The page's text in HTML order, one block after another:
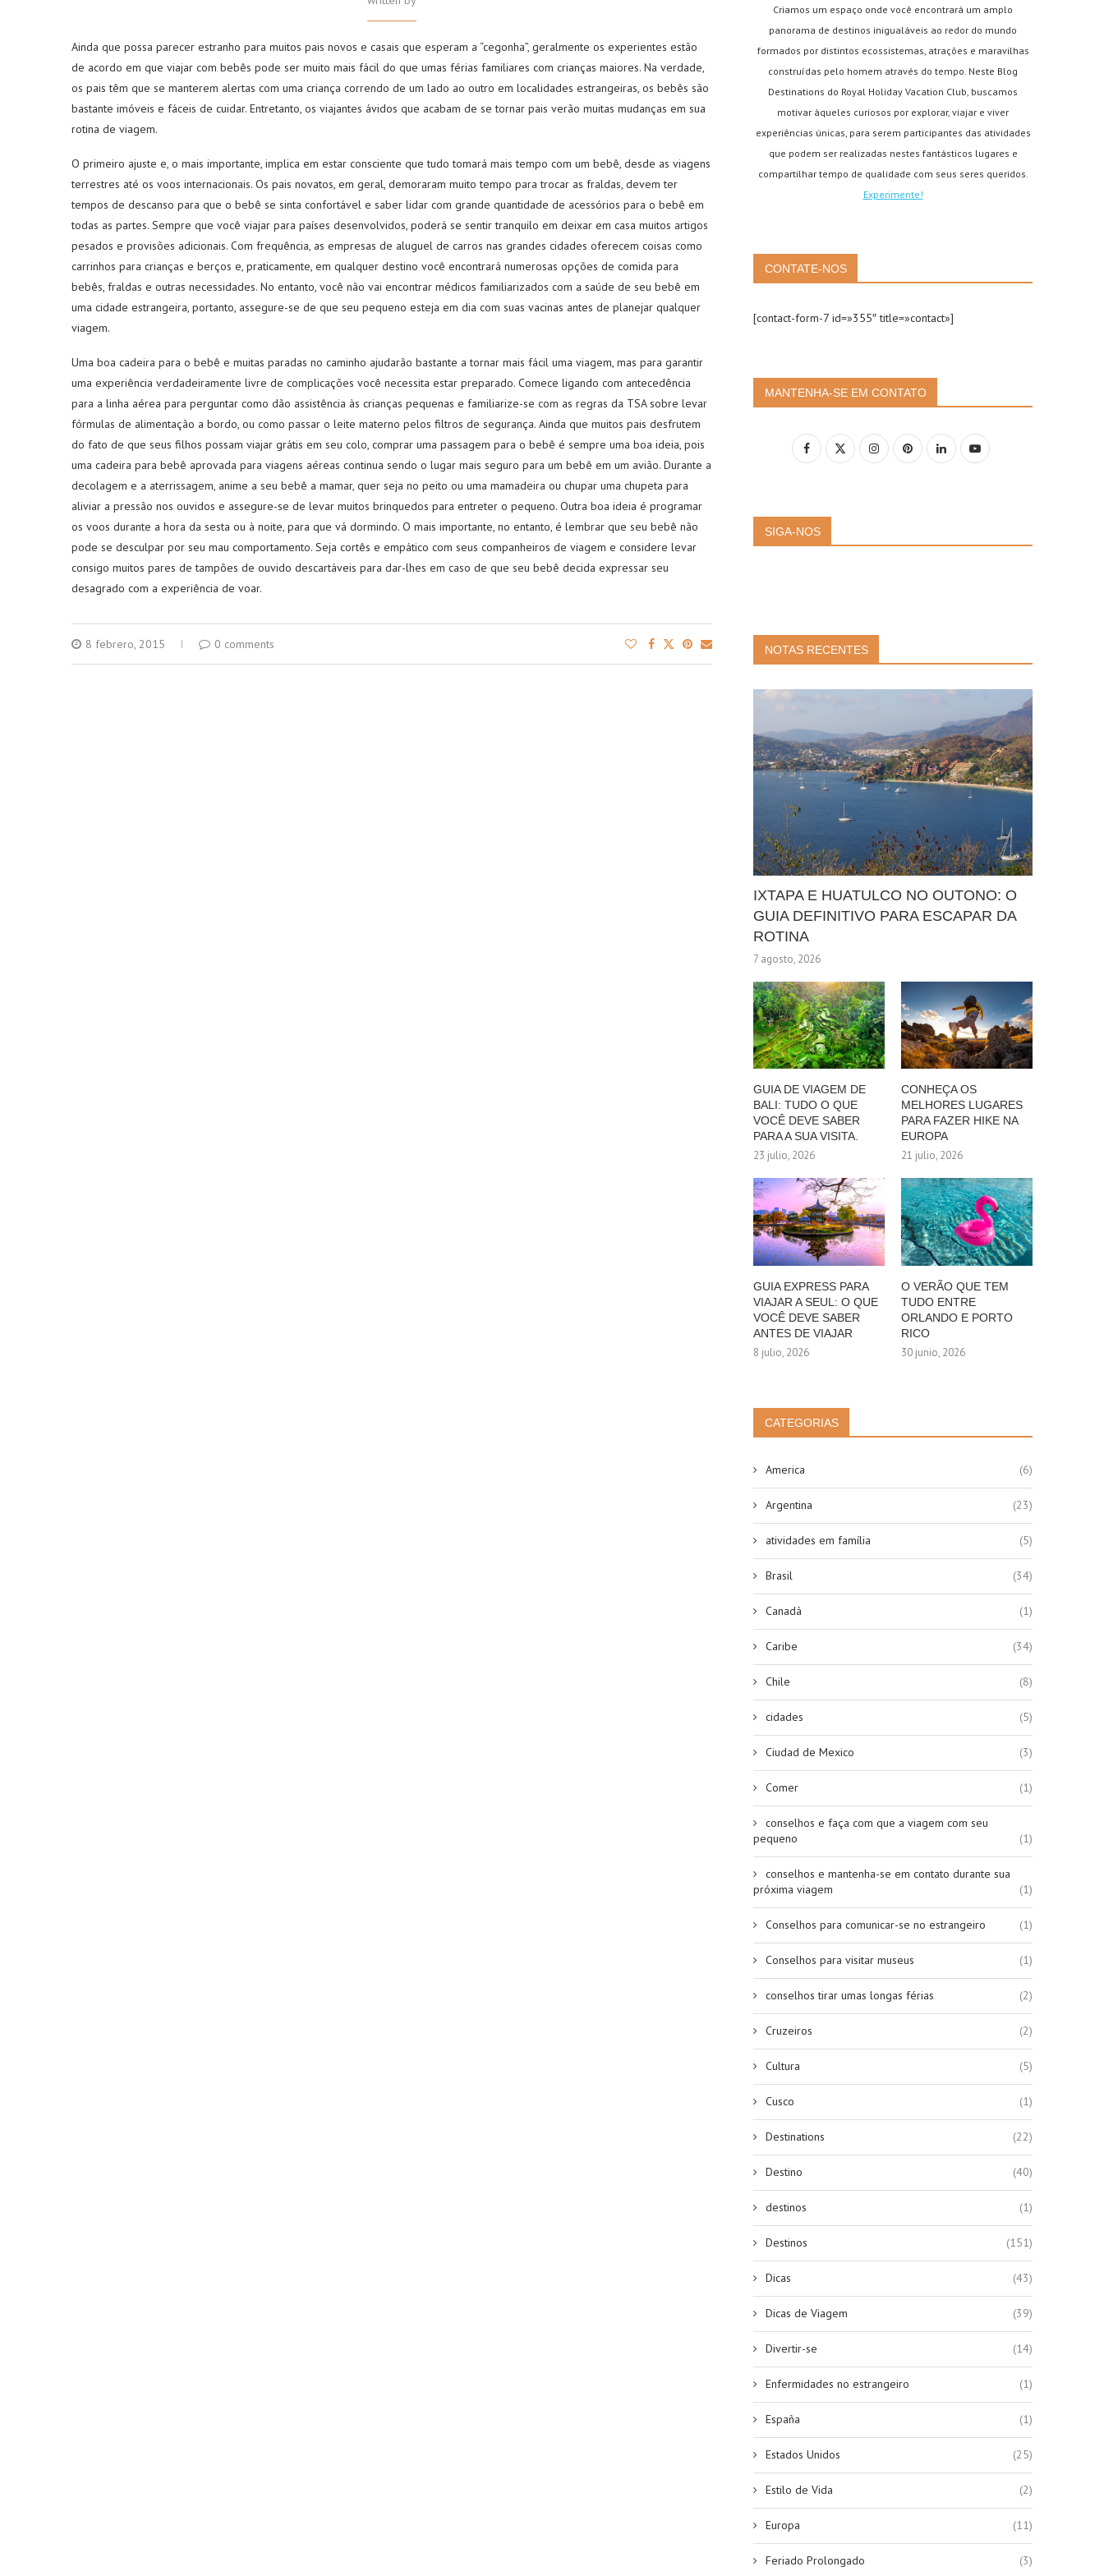
Ainda que possa parecer estranho para muitos pais novos e casais que esperam a “cegonha”, geralmente os experientes estão
de acordo em que viajar com bebês pode ser muito mais fácil do que umas férias familiares com crianças maiores. Na verdade,
os pais têm que se manterem alertas com uma criança correndo de um lado ao outro em localidades estrangeiras, os bebês são
bastante imóveis e fáceis de cuidar. Entretanto, os viajantes ávidos que acabam de se tornar pais verão muitas mudanças em sua
rotina de viagem.
O primeiro ajuste e, o mais importante, implica em estar consciente que tudo tomará mais tempo com um bebê, desde as viagens
terrestres até os voos internacionais. Os pais novatos, em geral, demoraram muito tempo para trocar as fraldas, devem ter
tempos de descanso para que o bebê se sinta confortável e saber lidar com grande quantidade de acessórios para o bebê em
todas as partes. Sempre que você viajar para países desenvolvidos, poderá se sentir tranquilo em deixar em casa muitos artigos
pesados e provisões adicionais. Com frequência, as empresas de aluguel de carros nas grandes cidades oferecem coisas como
carrinhos para crianças e berços e, praticamente, em qualquer destino você encontrará numerosas opções de comida para
bebês, fraldas e outras necessidades. No entanto, você não vai encontrar médicos familiarizados com a saúde de seu bebê em
uma cidade estrangeira, portanto, assegure-se de que seu pequeno esteja em dia com suas vacinas antes de planejar qualquer
viagem.
Uma boa cadeira para o bebê e muitas paradas no caminho ajudarão bastante a tornar mais fácil uma viagem, mas para garantir
uma experiência verdadeiramente livre de complicações você necessita estar preparado. Comece ligando com antecedência
para a linha aérea para perguntar como dão assistência às crianças pequenas e familiarize-se com as regras da TSA sobre levar
fórmulas de alimentação a bordo, ou como passar o leite materno pelos filtros de segurança. Ainda que muitos pais desfrutem
do fato de que seus filhos possam viajar grátis em seu colo, comprar uma passagem para o bebê é sempre uma boa ideia, pois
uma cadeira para bebê aprovada para viagens aéreas continua sendo o lugar mais seguro para um bebê em um avião. Durante a
decolagem e a aterrissagem, anime a seu bebê a mamar, quer seja no peito ou uma mamadeira ou chupar uma chupeta para
aliviar a pressão nos ouvidos e assegure-se de levar muitos brinquedos para entreter o pequeno. Outra boa ideia é programar
os voos durante a hora da sesta ou à noite, para que vá dormindo. O mais importante, no entanto, é lembrar que seu bebê não
pode se desculpar por seu mau comportamento. Seja cortês e empático com seus companheiros de viagem e considere levar
consigo muitos pares de tampões de ouvido descartáveis para dar-lhes em caso de que seu bebê decida expressar seu
desagrado com a experiência de voar.
8 febrero, 2015 0 comments
Criamos um espaço onde você encontrará um amplo
panorama de destinos inigualáveis ao redor do mundo
formados por distintos ecossistemas, atrações e maravilhas
construídas pelo homem através do tempo. Neste Blog
Destinations do Royal Holiday Vacation Club, buscamos
motivar àqueles curiosos por explorar, viajar e viver
experiências únicas, para serem participantes das atividades
que podem ser realizadas nestes fantásticos lugares e
compartilhar tempo de qualidade com seus seres queridos.
Experimente!
CONTATE-NOS
[contact-form-7 id=»355″ title=»contact»]
MANTENHA-SE EM CONTATO
SIGA-NOS
NOTAS RECENTES
IXTAPA E HUATULCO NO OUTONO: O
GUIA DEFINITIVO PARA ESCAPAR DA
ROTINA
7 agosto, 2026
GUIA DE VIAGEM DE
BALI: TUDO O QUE
VOCÊ DEVE SABER
PARA A SUA VISITA.
23 julio, 2026
CONHEÇA OS
MELHORES LUGARES
PARA FAZER HIKE NA
EUROPA
21 julio, 2026
GUIA EXPRESS PARA
VIAJAR A SEUL: O QUE
VOCÊ DEVE SABER
ANTES DE VIAJAR
8 julio, 2026
O VERÃO QUE TEM
TUDO ENTRE
ORLANDO E PORTO
RICO
30 junio, 2026
CATEGORIAS
America (6)
Argentina (23)
atividades em família (5)
Brasil (34)
Canadá (1)
Caribe (34)
Chile (8)
cidades (5)
Ciudad de Mexico (3)
Comer (1)
conselhos e faça com que a viagem com seu
pequeno
(1)
conselhos e mantenha-se em contato durante sua
próxima viagem
(1)
Conselhos para comunicar-se no estrangeiro (1)
Conselhos para visitar museus (1)
conselhos tirar umas longas férias (2)
Cruzeiros (2)
Cultura (5)
Cusco (1)
Destinations (22)
Destino (40)
destinos (1)
Destinos (151)
Dicas (43)
Dicas de Viagem (39)
Divertir-se (14)
Enfermidades no estrangeiro (1)
España (1)
Estados Unidos (25)
Estilo de Vida (2)
Europa (11)
Feriado Prolongado (3)